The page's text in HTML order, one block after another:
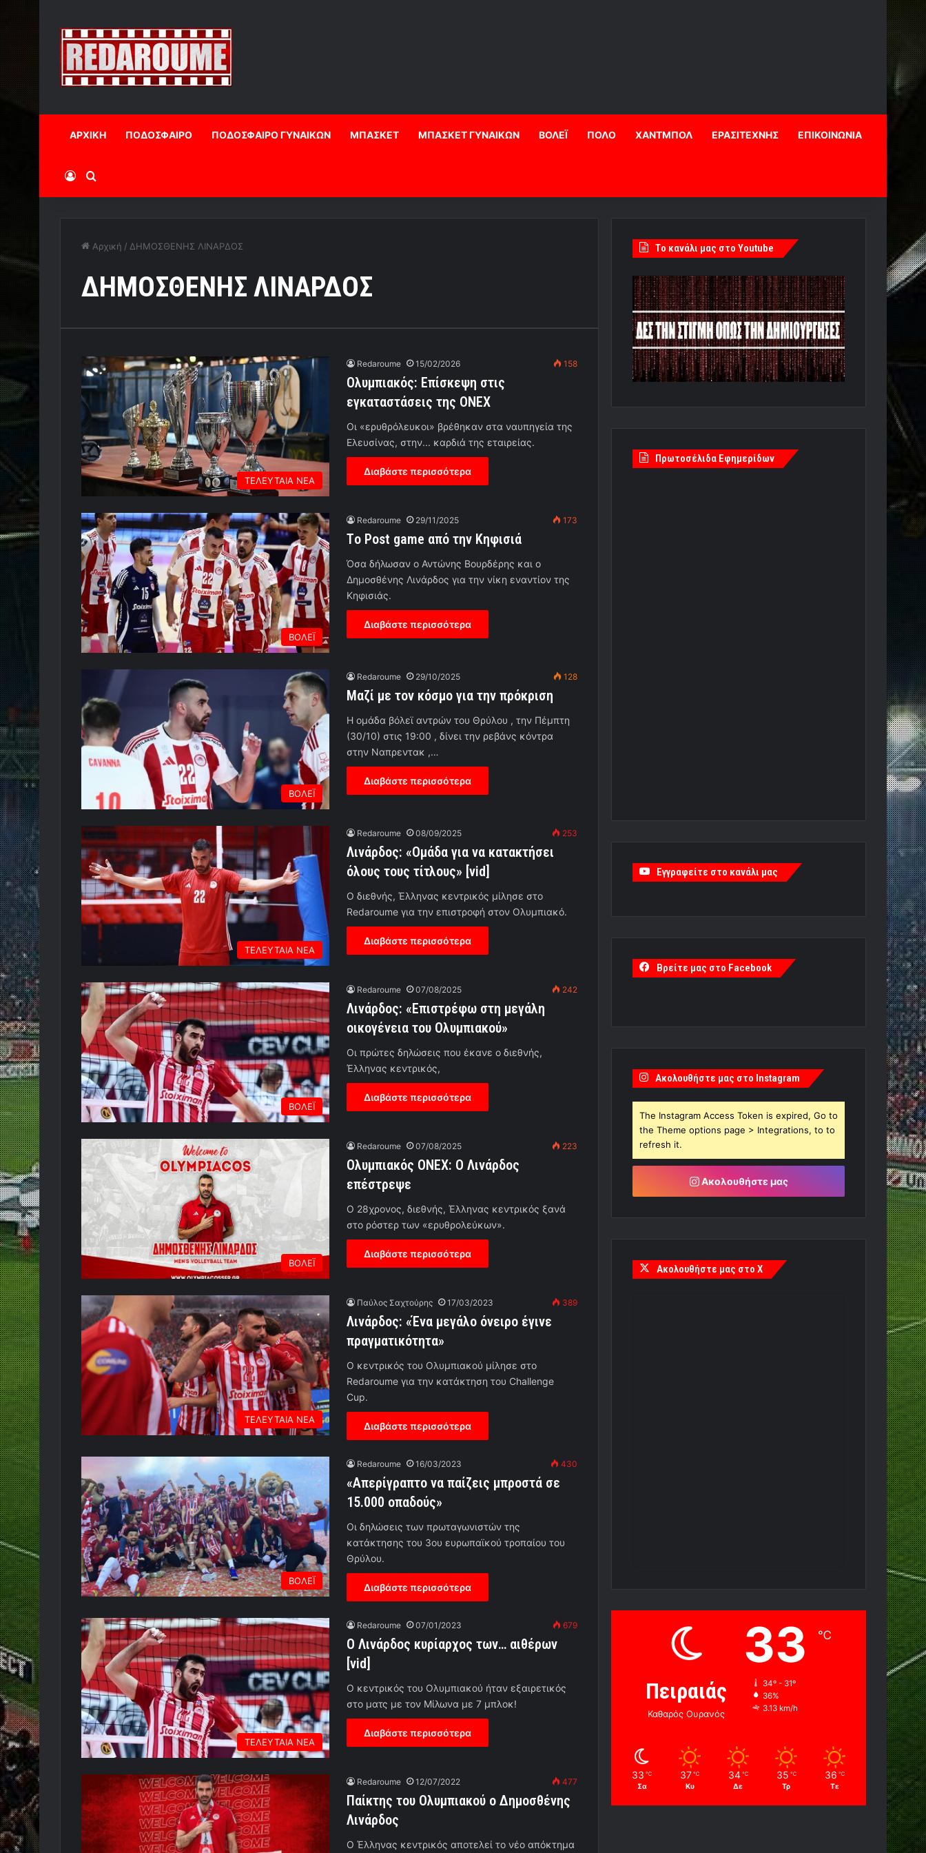
ΑΡΧΙΚΗ ΠΟΔΟΣΦΑΙΡΟ ΠΟΔΟΣΦΑΙΡΟ ΓΥΝΑΙΚΩΝ ΜΠΑΣΚΕΤ ΜΠΑΣΚΕΤ ΓΥΝΑΙΚΩΝ ΒΟΛΕΪ ΠΟΛΟ ΧΑΝΤΜΠΟΛ ΕΡΑΣΙΤΕΧΝΗΣ ΕΠΙΚΟΙΝΩΝΙΑ
Log InΑναζήτηση
Αρχική / ΔΗΜΟΣΘΕΝΗΣ ΛΙΝΑΡΔΟΣ
ΔΗΜΟΣΘΕΝΗΣ ΛΙΝΑΡΔΟΣ
ΤΕΛΕΥΤΑΙΑ ΝΕΑ
Redaroume 15/02/2026 158
Ολυμπιακός: Επίσκεψη στις
εγκαταστάσεις της ONEX
Οι «ερυθρόλευκοι» βρέθηκαν στα ναυπηγεία της
Ελευσίνας, στην... καρδιά της εταιρείας.
Διαβάστε περισσότερα
ΒΟΛΕΪ
Redaroume 29/11/2025 173
Τo Post game από την Κηφισιά
Όσα δήλωσαν ο Αντώνης Βουρδέρης και ο
Δημοσθένης Λινάρδος για την νίκη εναντίον της
Κηφισιάς.
Διαβάστε περισσότερα
ΒΟΛΕΪ
Redaroume 29/10/2025 128
Μαζί με τον κόσμο για την πρόκριση
Η ομάδα βόλεϊ αντρών του Θρύλου , την Πέμπτη
(30/10) στις 19:00 , δίνει την ρεβάνς κόντρα
στην Ναπρεντακ ,…
Διαβάστε περισσότερα
ΤΕΛΕΥΤΑΙΑ ΝΕΑ
Redaroume 08/09/2025 253
Λινάρδος: «Ομάδα για να κατακτήσει
όλους τους τίτλους» [vid]
Ο διεθνής, Έλληνας κεντρικός μίλησε στο
Redaroume για την επιστροφή στον Ολυμπιακό.
Διαβάστε περισσότερα
ΒΟΛΕΪ
Redaroume 07/08/2025 242
Λινάρδος: «Επιστρέφω στη μεγάλη
οικογένεια του Ολυμπιακού»
Οι πρώτες δηλώσεις που έκανε ο διεθνής,
Έλληνας κεντρικός,
Διαβάστε περισσότερα
ΒΟΛΕΪ
Redaroume 07/08/2025 223
Ολυμπιακός ONEX: Ο Λινάρδος
επέστρεψε
Ο 28χρονος, διεθνής, Έλληνας κεντρικός ξανά
στο ρόστερ των «ερυθρολεύκων».
Διαβάστε περισσότερα
ΤΕΛΕΥΤΑΙΑ ΝΕΑ
Παύλος Σαχτούρης 17/03/2023 389
Λινάρδος: «Ένα μεγάλο όνειρο έγινε
πραγματικότητα»
Ο κεντρικός του Ολυμπιακού μίλησε στο
Redaroume για την κατάκτηση του Challenge
Cup.
Διαβάστε περισσότερα
ΒΟΛΕΪ
Redaroume 16/03/2023 430
«Απερίγραπτο να παίζεις μπροστά σε
15.000 οπαδούς»
Οι δηλώσεις των πρωταγωνιστών της
κατάκτησης του 3ου ευρωπαϊκού τροπαίου του
Θρύλου.
Διαβάστε περισσότερα
ΤΕΛΕΥΤΑΙΑ ΝΕΑ
Redaroume 07/01/2023 679
Ο Λινάρδος κυρίαρχος των… αιθέρων
[vid]
Ο κεντρικός του Ολυμπιακού ήταν εξαιρετικός
στο ματς με τον Μίλωνα με 7 μπλοκ!
Διαβάστε περισσότερα
Redaroume 12/07/2022 477
Παίκτης του Ολυμπιακού ο Δημοσθένης
Λινάρδος
Ο Έλληνας κεντρικός αποτελεί το νέο απόκτημα
Tο κανάλι μας στο Youtube
Πρωτοσέλιδα Εφημερίδων
Εγγραφείτε στο κανάλι μας
Βρείτε μας στο Facebook
Ακολουθήστε μας στο Instagram
The Instagram Access Token is expired, Go to
the Theme options page > Integrations, to to
refresh it.
Ακολουθήστε μας
Ακολουθήστε μας στο X
Πειραιάς
Καθαρός Ουρανός
33 ℃
34º - 31º
36%
3.13 km/h
33 ℃
Σα
37 ℃
Κυ
34 ℃
Δε
35 ℃
Τρ
36 ℃
Τε